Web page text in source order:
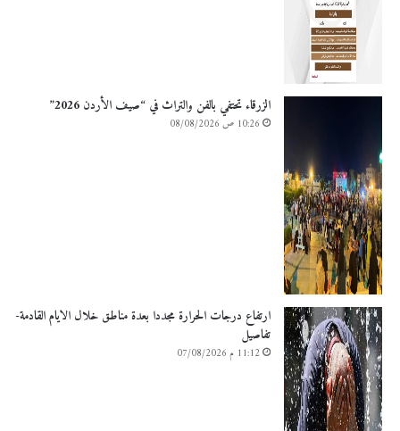
الزرقاء تحتفي بالفن والتراث في “صيف الأردن 2026”
10:26 ص 08/08/2026
ارتفاع درجات الحرارة مجددا بعدة مناطق خلال الايام القادمة-
تفاصيل
11:12 م 07/08/2026